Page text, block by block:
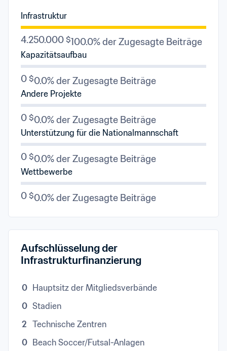
Infrastruktur
4.250.000 $100.0% der Zugesagte Beiträge
Kapazitätsaufbau
0 $0.0% der Zugesagte Beiträge
Andere Projekte
0 $0.0% der Zugesagte Beiträge
Unterstützung für die Nationalmannschaft
0 $0.0% der Zugesagte Beiträge
Wettbewerbe
0 $0.0% der Zugesagte Beiträge
Aufschlüsselung der
Infrastrukturfinanzierung
0
Hauptsitz der Mitgliedsverbände
0 Stadien
2 Technische Zentren
0
Beach Soccer/Futsal-Anlagen